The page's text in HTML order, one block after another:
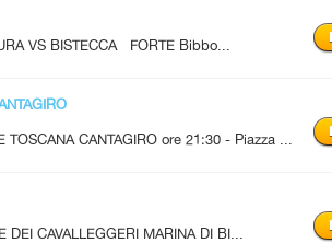
VS BISTECCA FORTE Bibbo...
CANTAGIRO ore 21:30 - Piazza ...
CAVALLEGGERI MARINA DI BI...